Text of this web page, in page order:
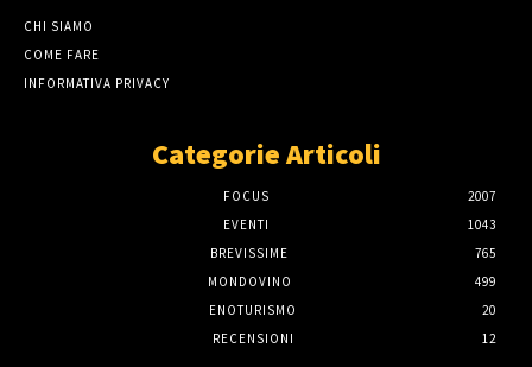
CHI SIAMO
COME FARE
INFORMATIVA PRIVACY
Categorie Articoli
FOCUS
2007
EVENTI
1043
BREVISSIME
765
MONDOVINO
499
ENOTURISMO
20
RECENSIONI
12